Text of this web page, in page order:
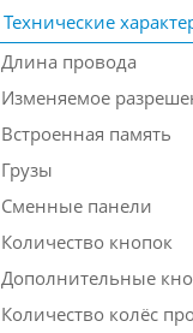
Технические
Длина провода
Изменяемое
Встроенная память
Грузы
Сменные панели
Количество кнопок
Дополнительные
Количество колёс